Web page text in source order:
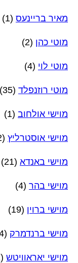
מאיר בריינעס (1)
מוטי כהן (2)
מוטי לוי (4)
מוטי רוזנפלד (35)
מוישי אולחוב (1)
מוישי אוסטרליץ (12)
מוישי באנדא (21)
מוישי בהר (4)
מוישי ברוין (19)
מוישי ברנדמרק (4)
מוישי יאראוויטש (1)